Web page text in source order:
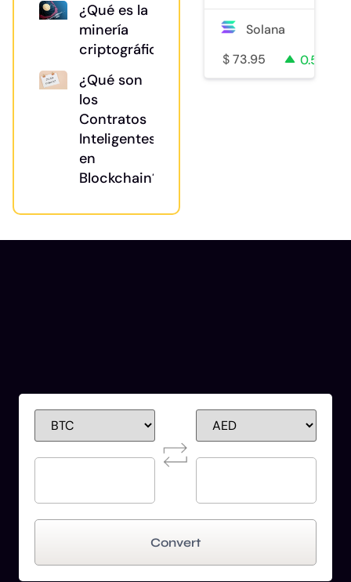
¿Qué es la
minería
criptográfica?
¿Qué son
los
Contratos
Inteligentes
en
Blockchain?
Solana
$ 73.95 0.5%
Convert